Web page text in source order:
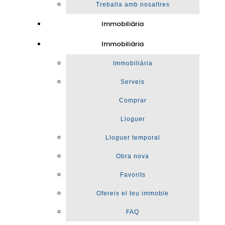
Treballa amb nosaltres
Immobiliària
Immobiliària
Immobiliària
Serveis
Comprar
Lloguer
Lloguer temporal
Obra nova
Favorits
Ofereix el teu immoble
FAQ